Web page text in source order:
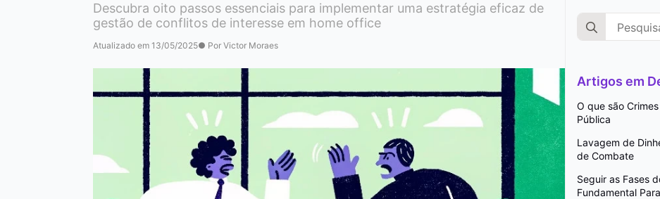
Descubra oito passos essenciais para implementar uma estratégia eficaz de
gestão de conflitos de interesse em home office
Atualizado em 13/05/2025● Por Victor Moraes
Search
for:
Artigos em
O que são
Pública
Lavagem de
de Combate
Seguir as Fases
Fundamental